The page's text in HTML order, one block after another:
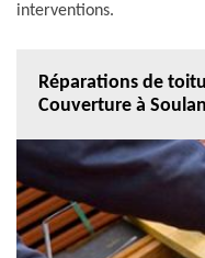
interventions.
Réparations de
Couverture à